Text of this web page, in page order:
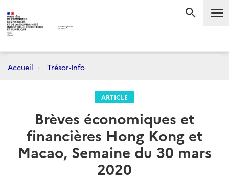
Accueil Trésor-Info
ARTICLE
Brèves économiques et
financières Hong Kong et
Macao, Semaine du 30 mars
2020